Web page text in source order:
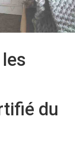
du